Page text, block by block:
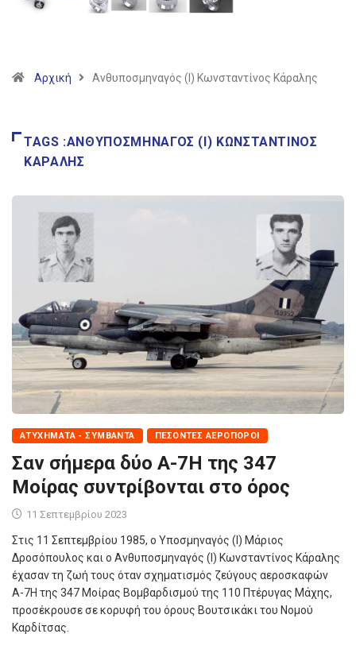
Αρχική Ανθυποσμηναγός (Ι) Κωνσταντίνος Κάραλης
TAGS :ΑΝΘΥΠΟΣΜΗΝΑΓΌΣ (Ι) ΚΩΝΣΤΑΝΤΊΝΟΣ
ΚΆΡΑΛΗΣ
ΑΤΥΧΉΜΑΤΑ - ΣΥΜΒΆΝΤΑ ΠΕΣΌΝΤΕΣ ΑΕΡΟΠΌΡΟΙ
Σαν σήμερα δύο A-7H της 347
Μοίρας συντρίβονται στο όρος
11 Σεπτεμβρίου 2023
Στις 11 Σεπτεμβρίου 1985, ο Υποσμηναγός (Ι) Μάριος
Δροσόπουλος και ο Ανθυποσμηναγός (Ι) Κωνσταντίνος Κάραλης
έχασαν τη ζωή τους όταν σχηματισμός ζεύγους αεροσκαφών
Α-7Η της 347 Μοίρας Βομβαρδισμού της 110 Πτέρυγας Μάχης,
προσέκρουσε σε κορυφή του όρους Βουτσικάκι του Νομού
Καρδίτσας.